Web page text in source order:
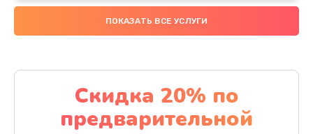
Замена стекла
Обновление ПО
ПОКАЗАТЬ ВСЕ УСЛУГИ
Скидка 20% по
предварительной